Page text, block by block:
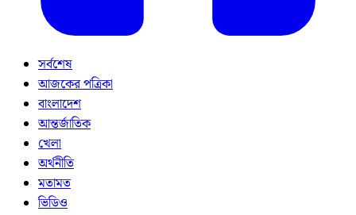
সর্বশেষ
আজকের পত্রিকা
বাংলাদেশ
আন্তর্জাতিক
খেলা
অর্থনীতি
মতামত
ভিডিও